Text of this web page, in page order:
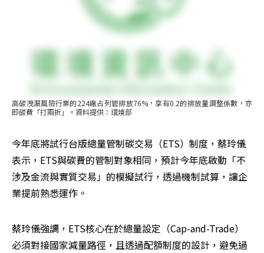
高碳洩漏風險行業的224廠占列管排放76%，享有0.2的排放量調整係數，亦
即碳費「打兩折」。資料提供：環境部
今年底將試行台版總量管制碳交易（ETS）制度，蔡玲儀
表示，ETS與碳費的管制對象相同，預計今年底啟動「不
涉及金流與實質交易」的模擬試行，透過機制試算，讓企
業提前熟悉運作。
蔡玲儀強調，ETS核心在於總量設定（Cap-and-Trade）
必須對接國家減量路徑，且透過配額制度的設計，避免過